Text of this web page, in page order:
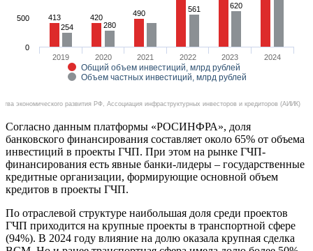
413 420 490
254 280
561 620
Общий объем инвестиций, млрд рублей
Объем частных инвестиций, млрд рублей
2019 2020 2021 2022 2023 2024
0
500
экономического развития РФ, Ассоциация инфраструктурных инвесторов и кредиторов (АИИК)
Согласно данным платформы «РОСИНФРА», доля
банковского финансирования составляет около 65% от объема
инвестиций в проекты ГЧП. При этом на рынке ГЧП-
финансирования есть явные банки-лидеры – государственные
кредитные организации, формирующие основной объем
кредитов в проекты ГЧП.
По отраслевой структуре наибольшая доля среди проектов
ГЧП приходится на крупные проекты в транспортной сфере
(94%). В 2024 году влияние на долю оказала крупная сделка